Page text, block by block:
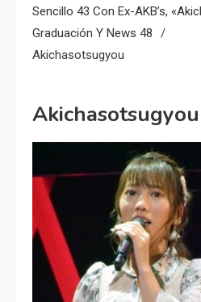
Sencillo 43 Con Ex-AKB’s,
Graduación Y News 48
Akichasotsugyou
Akichasotsugyou